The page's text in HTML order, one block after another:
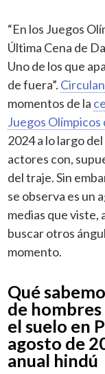
“En los Juegos
Última Cena de
Uno de los que
de fuera”.
momentos de la
Juegos Olímpicos
2024 a lo largo
actores con,
del traje. Sin
se observa es un
medias que viste,
buscar otros
momento.
Qué
de
el suelo en
agosto de
anual hindú